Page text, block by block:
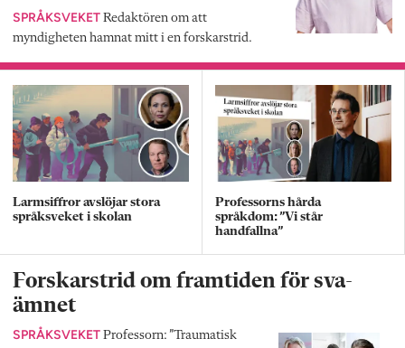
SPRÅKSVEKET Redaktören om att
myndigheten hamnat mitt i en forskarstrid.
Larmsiffror avslöjar stora
språksveket i skolan
Professorns hårda
språkdom: ”Vi står
handfallna”
Forskarstrid om framtiden för sva-
ämnet
SPRÅKSVEKET Professorn: ”Traumatisk